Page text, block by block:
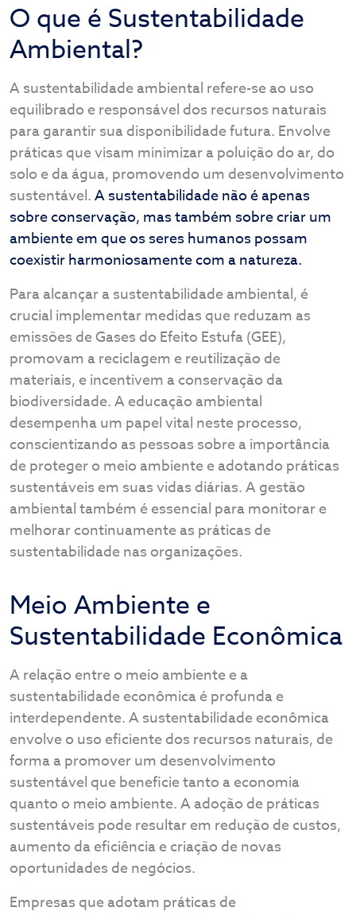
O que é Sustentabilidade
Ambiental?
A sustentabilidade ambiental refere-se ao uso
equilibrado e responsável dos recursos naturais
para garantir sua disponibilidade futura. Envolve
práticas que visam minimizar a poluição do ar, do
solo e da água, promovendo um desenvolvimento
sustentável.A sustentabilidade não é apenas
sobre conservação, mas também sobre criar um
ambiente em que os seres humanos possam
coexistir harmoniosamente com a natureza.
Para alcançar a sustentabilidade ambiental, é
crucial implementar medidas que reduzam as
emissões de Gases do Efeito Estufa (GEE),
promovam a reciclagem e reutilização de
materiais, e incentivem a conservação da
biodiversidade. A educação ambiental
desempenha um papel vital neste processo,
conscientizando as pessoas sobre a importância
de proteger o meio ambiente e adotando práticas
sustentáveis em suas vidas diárias. A gestão
ambiental também é essencial para monitorar e
melhorar continuamente as práticas de
sustentabilidade nas organizações.
Meio Ambiente e
Sustentabilidade Econômica
A relação entre o meio ambiente e a
sustentabilidade econômica é profunda e
interdependente. A sustentabilidade econômica
envolve o uso eficiente dos recursos naturais, de
forma a promover um desenvolvimento
sustentável que beneficie tanto a economia
quanto o meio ambiente. A adoção de práticas
sustentáveis pode resultar em redução de custos,
aumento da eficiência e criação de novas
oportunidades de negócios.
Empresas que adotam práticas de